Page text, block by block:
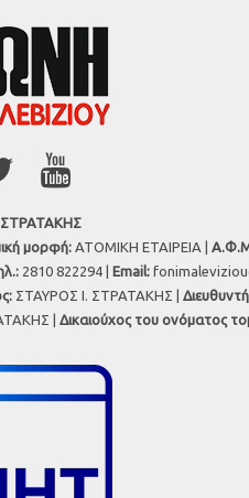
ΣΤΡΑΤΑΚΗΣ
μορφή: ΑΤΟΜΙΚΗ ΕΤΑΙΡΕΙΑ |
2810 822294 | Εmail:
ΣΤΑΥΡΟΣ Ι. ΣΤΡΑΤΑΚΗΣ |
| Δικαιούχος του ονόματος